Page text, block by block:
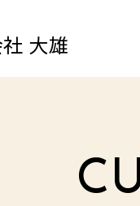
大雄